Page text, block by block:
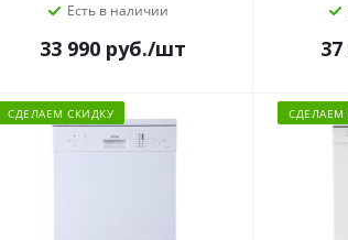
Есть в наличии
33 990 руб./шт 37
СДЕЛАЕМ СКИДКУ СДЕЛАЕМ